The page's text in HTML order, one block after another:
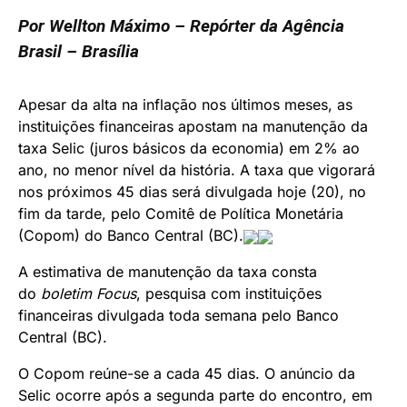
Por Wellton Máximo – Repórter da Agência
Brasil – Brasília
Apesar da alta na inflação nos últimos meses, as
instituições financeiras apostam na manutenção da
taxa Selic (juros básicos da economia) em 2% ao
ano, no menor nível da história. A taxa que vigorará
nos próximos 45 dias será divulgada hoje (20), no
fim da tarde, pelo Comitê de Política Monetária
(Copom) do Banco Central (BC).
A estimativa de manutenção da taxa consta
do boletim Focus, pesquisa com instituições
financeiras divulgada toda semana pelo Banco
Central (BC).
O Copom reúne-se a cada 45 dias. O anúncio da
Selic ocorre após a segunda parte do encontro, em